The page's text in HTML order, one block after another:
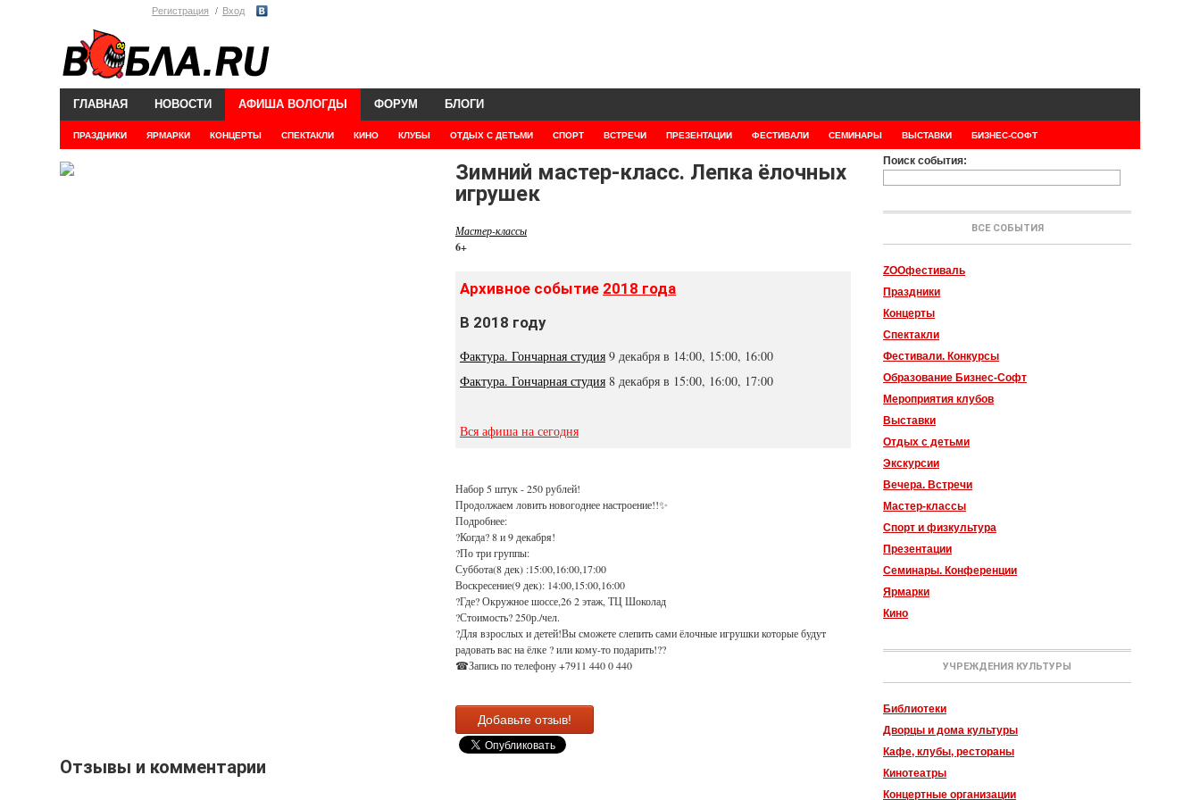
Регистрация Вход
ГЛАВНАЯ НОВОСТИ АФИША ВОЛОГДЫ
ПРАЗДНИКИ ЯРМАРКИ КОНЦЕРТЫ СПЕКТАКЛИ КИНО КЛУБЫ ОТДЫХ С ДЕТЬМИ СПОРТ ВСТРЕЧИ ПРЕЗЕНТАЦИИ ФЕСТИВАЛИ СЕМИНАРЫ ВЫСТАВКИ БИЗНЕС-СОФТ
ФОРУМ БЛОГИ
Зимний мастер-класс. Лепка ёлочных
игрушек
Мастер-классы
6+
Архивное событие 2018 года
В 2018 году
Фактура. Гончарная студия 9 декабря в 14:00, 15:00, 16:00
Фактура. Гончарная студия 8 декабря в 15:00, 16:00, 17:00
Вся афиша на сегодня
Набор 5 штук - 250 рублей!
Продолжаем ловить новогоднее настроение!!✨
Подробнее:
?Когда? 8 и 9 декабря!
?По три группы:
Суббота(8 дек) :15:00,16:00,17:00
Воскресение(9 дек): 14:00,15:00,16:00
?Где? Окружное шоссе,26 2 этаж, ТЦ Шоколад
?Стоимость? 250р./чел.
?Для взрослых и детей!Вы сможете слепить сами ёлочные игрушки которые будут
радовать вас на ёлке ? или кому-то подарить!??
☎Запись по телефону +7911 440 0 440
Добавьте отзыв!
Отзывы и комментарии
Поиск события:
ВСЕ СОБЫТИЯ
ZOOфестиваль
Праздники
Концерты
Спектакли
Фестивали. Конкурсы
Образование Бизнес-Софт
Мероприятия клубов
Выставки
Отдых с детьми
Экскурсии
Вечера. Встречи
Мастер-классы
Спорт и физкультура
Презентации
Семинары. Конференции
Ярмарки
Кино
УЧРЕЖДЕНИЯ КУЛЬТУРЫ
Библиотеки
Дворцы и дома культуры
Кафе, клубы, рестораны
Кинотеатры
Концертные организации